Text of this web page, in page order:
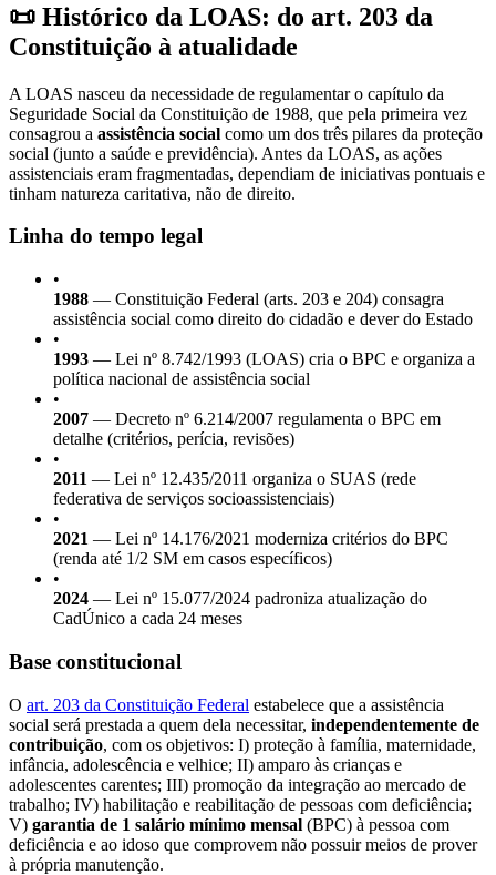
📜 Histórico da LOAS: do art. 203 da
Constituição à atualidade
A LOAS nasceu da necessidade de regulamentar o capítulo da
Seguridade Social da Constituição de 1988, que pela primeira vez
consagrou a assistência social como um dos três pilares da proteção
social (junto a saúde e previdência). Antes da LOAS, as ações
assistenciais eram fragmentadas, dependiam de iniciativas pontuais e
tinham natureza caritativa, não de direito.
Linha do tempo legal
•
1988 — Constituição Federal (arts. 203 e 204) consagra
assistência social como direito do cidadão e dever do Estado
•
1993 — Lei nº 8.742/1993 (LOAS) cria o BPC e organiza a
política nacional de assistência social
•
2007 — Decreto nº 6.214/2007 regulamenta o BPC em
detalhe (critérios, perícia, revisões)
•
2011 — Lei nº 12.435/2011 organiza o SUAS (rede
federativa de serviços socioassistenciais)
•
2021 — Lei nº 14.176/2021 moderniza critérios do BPC
(renda até 1/2 SM em casos específicos)
•
2024 — Lei nº 15.077/2024 padroniza atualização do
CadÚnico a cada 24 meses
Base constitucional
O art. 203 da Constituição Federal estabelece que a assistência
social será prestada a quem dela necessitar, independentemente de
contribuição, com os objetivos: I) proteção à família, maternidade,
infância, adolescência e velhice; II) amparo às crianças e
adolescentes carentes; III) promoção da integração ao mercado de
trabalho; IV) habilitação e reabilitação de pessoas com deficiência;
V) garantia de 1 salário mínimo mensal (BPC) à pessoa com
deficiência e ao idoso que comprovem não possuir meios de prover
à própria manutenção.